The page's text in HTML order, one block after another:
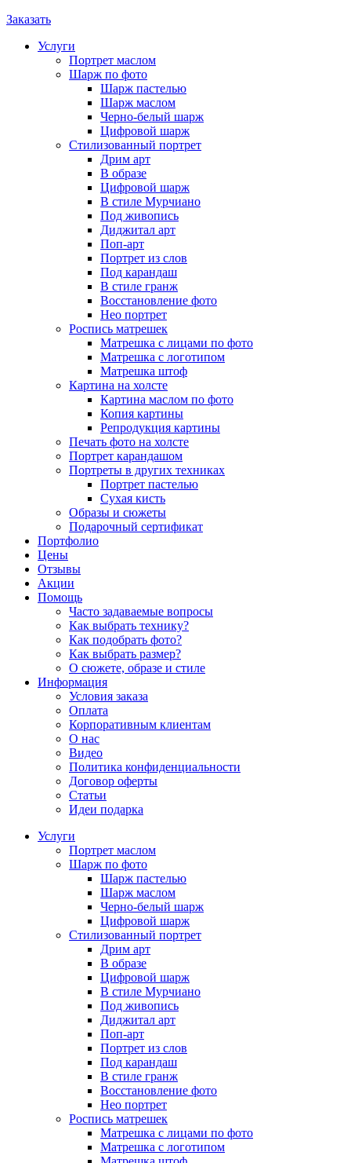
Заказать
Услуги
Портрет маслом
Шарж по фото
Шарж пастелью
Шарж маслом
Черно-белый шарж
Цифровой шарж
Стилизованный портрет
Дрим арт
В образе
Цифровой шарж
В стиле Мурчиано
Под живопись
Диджитал арт
Поп-арт
Портрет из слов
Под карандаш
В стиле гранж
Восстановление фото
Нео портрет
Роспись матрешек
Матрешка с лицами по фото
Матрешка с логотипом
Матрешка штоф
Картина на холсте
Картина маслом по фото
Копия картины
Репродукция картины
Печать фото на холсте
Портрет карандашом
Портреты в других техниках
Портрет пастелью
Сухая кисть
Образы и сюжеты
Подарочный сертификат
Портфолио
Цены
Отзывы
Акции
Помощь
Часто задаваемые вопросы
Как выбрать технику?
Как подобрать фото?
Как выбрать размер?
О сюжете, образе и стиле
Информация
Условия заказа
Оплата
Корпоративным клиентам
О нас
Видео
Политика конфиденциальности
Договор оферты
Статьи
Идеи подарка
Услуги
Портрет маслом
Шарж по фото
Шарж пастелью
Шарж маслом
Черно-белый шарж
Цифровой шарж
Стилизованный портрет
Дрим арт
В образе
Цифровой шарж
В стиле Мурчиано
Под живопись
Диджитал арт
Поп-арт
Портрет из слов
Под карандаш
В стиле гранж
Восстановление фото
Нео портрет
Роспись матрешек
Матрешка с лицами по фото
Матрешка с логотипом